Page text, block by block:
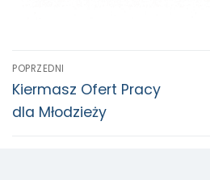
POPRZEDNI
Kiermasz Ofert Pracy
dla Młodzieży